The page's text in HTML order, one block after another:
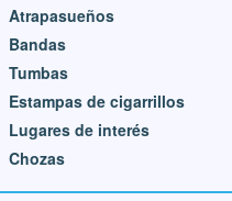
Atrapasueños
Bandas
Tumbas
Estampas de cigarrillos
Lugares de interés
Chozas